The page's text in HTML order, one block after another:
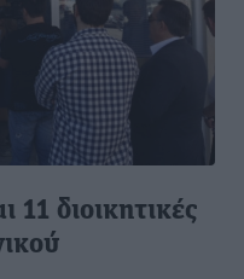
διοικητικές